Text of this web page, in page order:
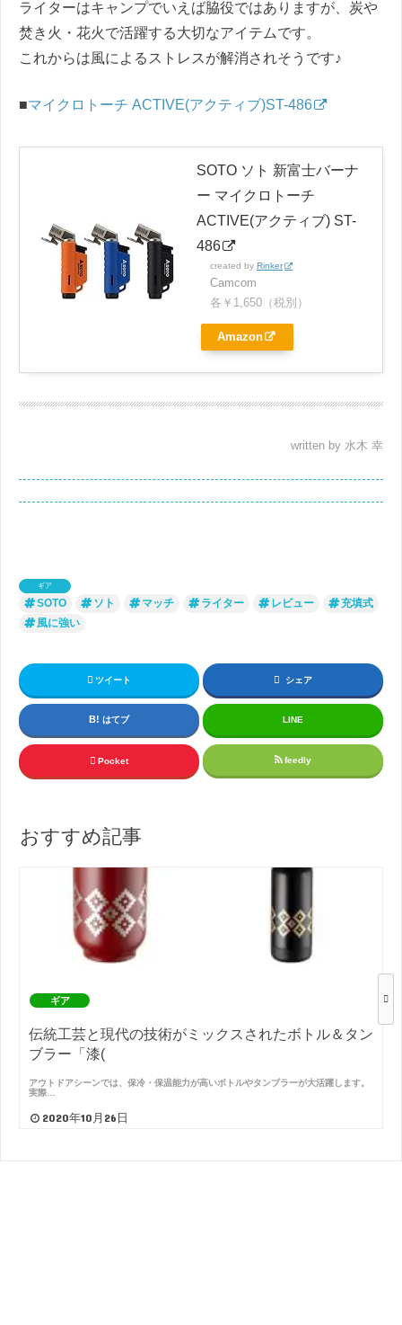
ライターはキャンプでいえば脇役ではありますが、炭や
焚き火・花火で活躍する大切なアイテムです。
これからは風によるストレスが解消されそうです♪
■マイクロトーチ ACTIVE(アクティブ)ST-486
SOTO ソト 新富士バーナ
ー マイクロトーチ
ACTIVE(アクティブ) ST-
486
created by Rinker
Camcom
各￥1,650（税別）
Amazon
written by 水木 幸
ギア
SOTO ソト マッチ ライター レビュー
充填式
風に強い
ツイート シェア
はてブ LINE
Pocket feedly
おすすめ記事
ギア
伝統工芸と現代の技術がミックスされたボトル＆タン
ブラー「漆(
アウトドアシーンでは、保冷・保温能力が高いボトルやタンブラーが大活躍します。
実際…
2020年10月26日